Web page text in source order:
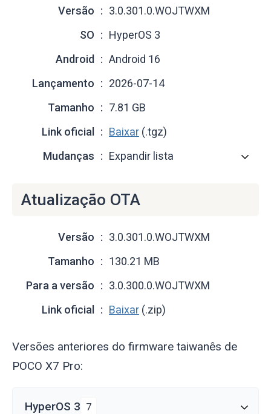
Versão
3.0.301.0.WOJTWXM
SO
HyperOS 3
Android
Android 16
Lançamento
2026-07-14
Tamanho
7.81 GB
Link oficial
Baixar (.tgz)
Mudanças
Expandir lista
Atualização OTA
Versão
3.0.301.0.WOJTWXM
Tamanho
130.21 MB
Para a versão
3.0.300.0.WOJTWXM
Link oficial
Baixar (.zip)
Versões anteriores do firmware taiwanês de
POCO X7 Pro:
HyperOS 3 7